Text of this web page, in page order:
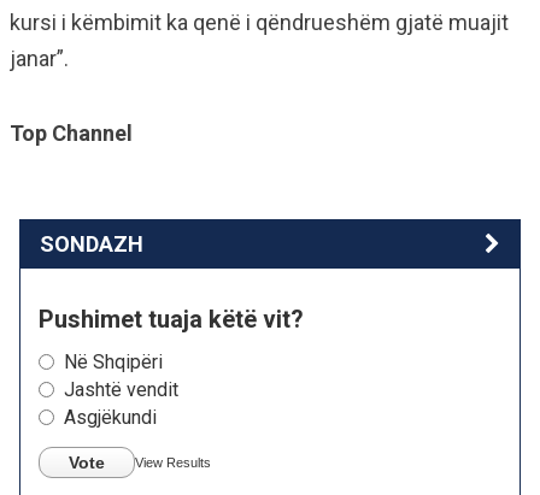
kursi i këmbimit ka qenë i qëndrueshëm gjatë muajit
janar”.
Top Channel
SONDAZH
Pushimet tuaja këtë vit?
Në Shqipëri
Jashtë vendit
Asgjëkundi
Vote View Results